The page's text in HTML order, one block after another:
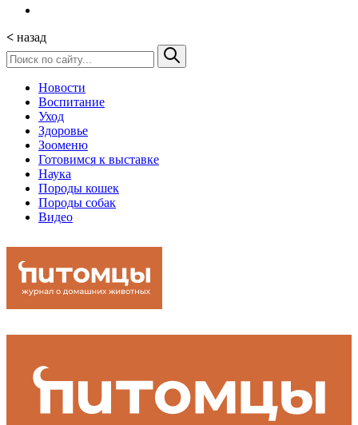
< назад
Новости
Воспитание
Уход
Здоровье
Зооменю
Готовимся к выставке
Наука
Породы кошек
Породы собак
Видео